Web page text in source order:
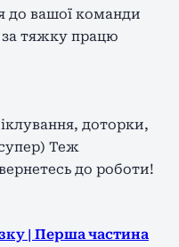
до вашої команди
за тяжку працю
доторки,
Теж
до роботи!
| Перша частина